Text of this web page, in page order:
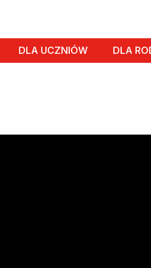
DLA UCZNIÓW DLA